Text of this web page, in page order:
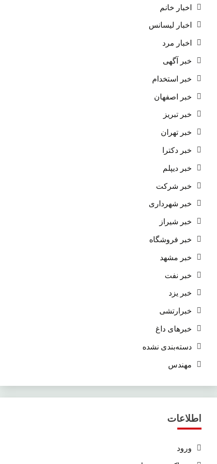
اخبار خانم
اخبار لیسانس
اخبار مرد
خبر آگهی
خبر استخدام
خبر اصفهان
خبر تبریز
خبر تهران
خبر دکترا
خبر دیپلم
خبر شرکت
خبر شهرداری
خبر شیراز
خبر فروشگاه
خبر مشهد
خبر نفت
خبر یزد
خبرارتشی
خبرهای داغ
دسته‌بندی نشده
مهندس
اطلاعات
ورود